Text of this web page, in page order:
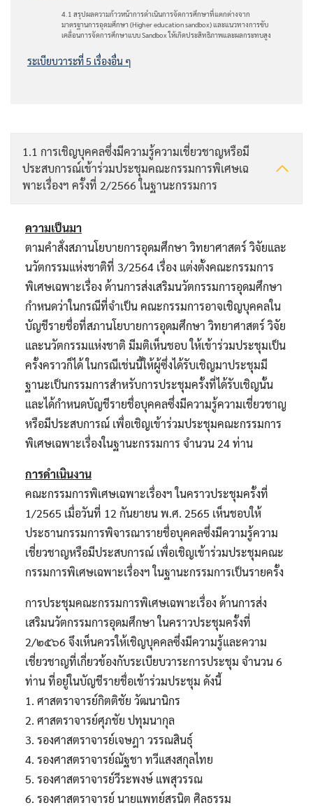
4.1 สรุปผลความก้าวหน้าการดำเนินการจัดการศึกษาที่แตกต่างจาก
มาตรฐานการอุดมศึกษา (Higher education sandbox) และแนวทางการขับ
เคลื่อนการจัดการศึกษาแบบ Sandbox ให้เกิดประสิทธิภาพและผลกระทบสูง
ระเบียบวาระที่ 5 เรื่องอื่น ๆ
1.1 การเชิญบุคคลซึ่งมีความรู้ความเชี่ยวชาญหรือมี
ประสบการณ์เข้าร่วมประชุมคณะกรรมการพิเศษเฉ
พาะเรื่องฯ ครั้งที่ 2/2566 ในฐานะกรรมการ
ความเป็นมา
ตามคำสั่งสภานโยบายการอุดมศึกษา วิทยาศาสตร์ วิจัยและ
นวัตกรรมแห่งชาติที่ 3/2564 เรื่อง แต่งตั้งคณะกรรมการ
พิเศษเฉพาะเรื่อง ด้านการส่งเสริมนวัตกรรมการอุดมศึกษา
กำหนดว่าในกรณีที่จำเป็น คณะกรรมการอาจเชิญบุคคลใน
บัญชีรายชื่อที่สภานโยบายการอุดมศึกษา วิทยาศาสตร์ วิจัย
และนวัตกรรมแห่งชาติ มีมติเห็นชอบ ให้เข้าร่วมประชุมเป็น
ครั้งคราวก็ได้ ในกรณีเช่นนี้ให้ผู้ซึ่งได้รับเชิญมาประชุมมี
ฐานะเป็นกรรมการสำหรับการประชุมครั้งที่ได้รับเชิญนั้น
และได้กำหนดบัญชีรายชื่อบุคคลซึ่งมีความรู้ความเชี่ยวชาญ
หรือมีประสบการณ์ เพื่อเชิญเข้าร่วมประชุมคณะกรรมการ
พิเศษเฉพาะเรื่องในฐานะกรรมการ จำนวน 24 ท่าน
การดำเนินงาน
คณะกรรมการพิเศษเฉพาะเรื่องฯ ในคราวประชุมครั้งที่
1/2565 เมื่อวันที่ 12 กันยายน พ.ศ. 2565 เห็นชอบให้
ประธานกรรมการพิจารณารายชื่อบุคคลซึ่งมีความรู้ความ
เชี่ยวชาญหรือมีประสบการณ์ เพื่อเชิญเข้าร่วมประชุมคณะ
กรรมการพิเศษเฉพาะเรื่องฯ ในฐานะกรรมการเป็นรายครั้ง
การประชุมคณะกรรมการพิเศษเฉพาะเรื่อง ด้านการส่ง
เสริมนวัตกรรมการอุดมศึกษา ในคราวประชุมครั้งที่
2/๒๕๖6 จึงเห็นควรให้เชิญบุคคลซึ่งมีความรู้และความ
เชี่ยวชาญที่เกี่ยวข้องกับระเบียบวาระการประชุม จำนวน 6
ท่าน ที่อยู่ในบัญชีรายชื่อเข้าร่วมประชุม ดังนี้
1. ศาสตราจารย์กิตติชัย วัฒนานิกร
2. ศาสตราจารย์ศุภชัย ปทุมนากุล
3. รองศาสตราจารย์เจษฎา วรรณสินธุ์
4. รองศาสตราจารย์ณัฐชา ทวีแสงสกุลไทย
5. รองศาสตราจารย์วีระพงษ์ แพสุวรรณ
6. รองศาสตราจารย์ นายแพทย์สรนิต ศิลธรรม